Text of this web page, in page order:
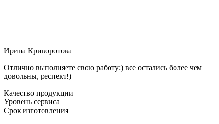
Ирина Криворотова
Отлично выполняете свою работу:) все остались более чем
довольны, респект!)
Качество продукции
Уровень сервиса
Срок изготовления